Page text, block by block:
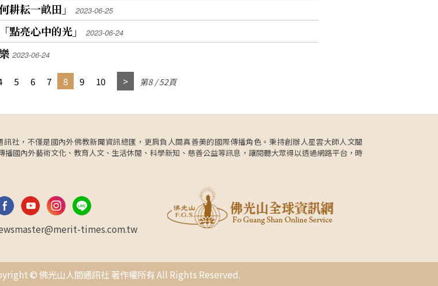
屬於自己的風格與自信；醫美整形
緁苓則表示，改變外表不必追求完
。 上市科技公司主管梁懷
時習舞受挫，到因孩子有注意力缺
新學習兒童音樂律動，進一步幫助
在陪伴中療癒自己，體悟限制自己的
對未來的預設。 企業講師杜志
，體
替內心發聲；退休護理師吳淋禎則從
，感恩是照亮生命的一道光，也讓生
一路走來最動人的風景。 謝文憲
不是做得多、夢得大，而是盡量做
、每一次陪伴、每一次願意重新開
卻可能在多年之後，成為最重要的
辛，仍堅持每售出一本書，即捐出
者，展現閱讀帶給社會的關懷。 第
渺渺書店」林彥汝，他抱持「把自己
走得長遠」的哲學，從文學領域的自
，並且透過閱讀獲得勇氣，隻身追
生命經驗的不足，提及自己如何打破
「閱讀舒適圈」的框架，跨足晶片戰
授（嘿媽）啟發，領悟到閱讀不僅止
由理解他人的故事來培養「同理
少刻薄言論。他舉例，為了訪談唐
悟到科技背後的生命哲學；而諾貝
江的《永不告別》與楊雙子的《台
別以冷靜創新的筆觸，處理歷史與
「舉重若輕」的文學力量。 透過
詹慶齡與吳晟、黃春明、龍應台等
訪談每位嘉賓就像閱讀一本精彩的人
從黃日燦律師的人生經驗中，體悟到
耘一畝田」 2023-06-25
亮心中的光」 2023-06-24
2023-06-24
5 6 7 8 9 10 第8 / 52頁
社，不僅是國內外佛教新聞資訊總匯，更肩負人間真善美的國際傳播角色。秉持創辦人星雲大師人文關
國內外藝術文化、教育人文、生活休閒、科學新知、慈善公益等訊息，讓閱聽大眾得以透過網路平台，時
times.com.tw
© 佛光山人間通訊社 著作權所有 All Rights Reserved.